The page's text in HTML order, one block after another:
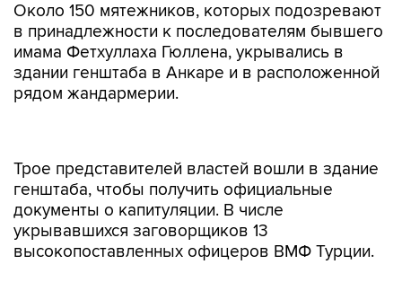
Около 150 мятежников, которых подозревают
в принадлежности к последователям бывшего
имама Фетхуллаха Гюллена, укрывались в
здании генштаба в Анкаре и в расположенной
рядом жандармерии.
документы о капитуляции. В числе
укрывавшихся заговорщиков 13
высокопоставленных офицеров ВМФ Турции.
Высокопоставленных офицеров вывезли на